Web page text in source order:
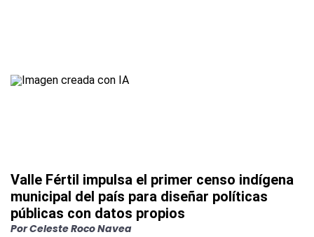
Valle Fértil impulsa el primer censo indígena
municipal del país para diseñar políticas
públicas con datos propios
PorCeleste Roco Navea